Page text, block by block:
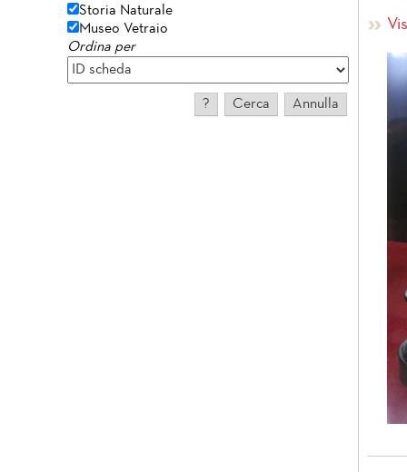
Storia Naturale
Museo Vetraio
Ordina per